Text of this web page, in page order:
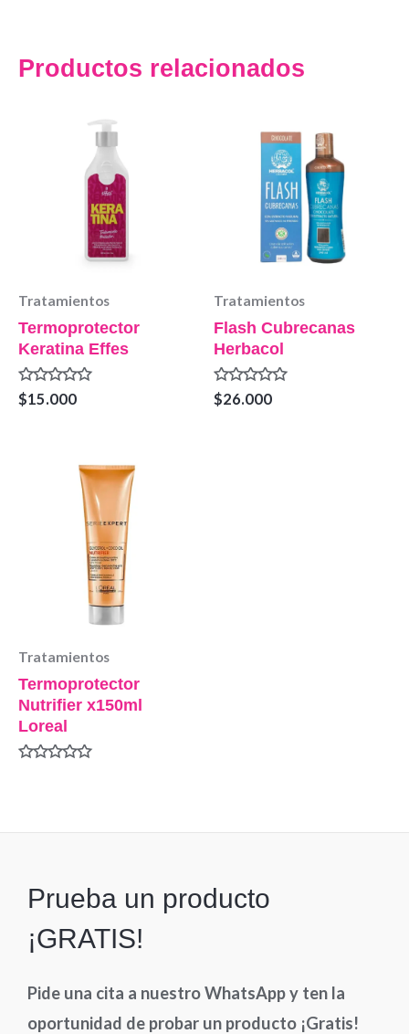
Productos relacionados
Tratamientos
Termoprotector
Keratina Effes
Valorado
en
$15.000
Tratamientos
Flash Cubrecanas
Herbacol
Valorado
en
$26.000
Tratamientos
Termoprotector
Nutrifier x150ml
Loreal
Prueba un producto
¡GRATIS!
Pide una cita a nuestro WhatsApp y ten la
oportunidad de probar un producto ¡Gratis!